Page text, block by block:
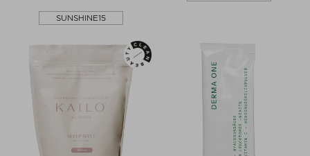
SUNSHINE15